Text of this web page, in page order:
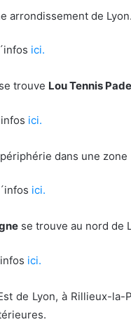
arrondissement de
ici.
trouve Lou Tennis
ici.
dans une
ici.
se trouve au nord de
ici.
de Lyon, à Rillieux-